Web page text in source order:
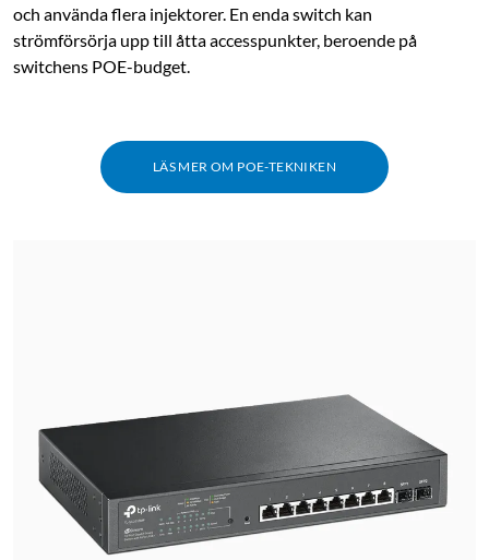
och använda flera injektorer. En enda switch kan
strömförsörja upp till åtta accesspunkter, beroende på
switchens POE-budget.
LÄS MER OM POE-TEKNIKEN